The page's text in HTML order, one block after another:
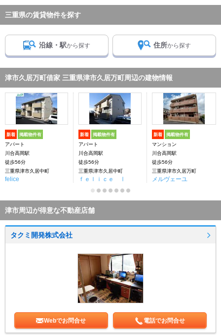
三重県の賃貸物件を探す
沿線・駅から探す 住所から探す
津市久居万町借家 三重県津市久居万町周辺の建物情報
新着 掲載物件有
アパート
川合高岡駅
徒歩56分
三重県津市久居中町
felice
新着 掲載物件有
アパート
川合高岡駅
徒歩56分
三重県津市久居中町
ｆｅｌｉｃｅ Ⅰ
新着 掲載物件有
マンション
川合高岡駅
徒歩56分
三重県津市久居万町
メルヴェーユ
津市周辺が得意な不動産店舗
タクミ開発株式会社
Webでお問合せ 電話でお問合せ